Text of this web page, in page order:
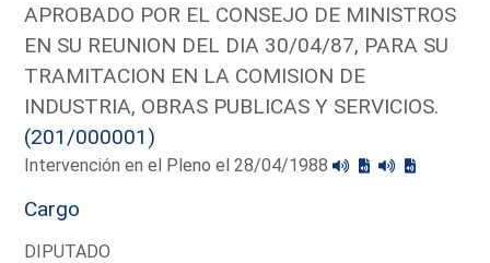
APROBADO POR EL CONSEJO DE MINISTROS
EN SU REUNION DEL DIA 30/04/87, PARA SU
TRAMITACION EN LA COMISION DE
INDUSTRIA, OBRAS PUBLICAS Y SERVICIOS.
(201/000001)
Intervención en el Pleno el 28/04/1988
Cargo
DIPUTADO